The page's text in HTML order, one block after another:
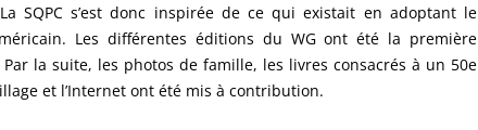
SQPC s’est donc inspirée de ce qui existait en adoptant le
Les différentes éditions du WG ont été la première
la suite, les photos de famille, les livres consacrés à un 50e
et l’Internet ont été mis à contribution.